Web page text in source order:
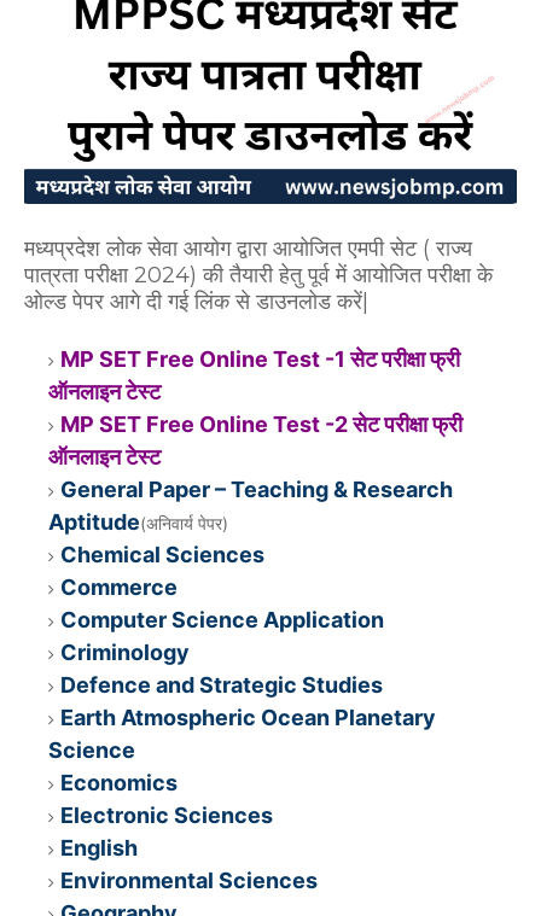
मध्यप्रदेश लोक सेवा आयोग द्वारा आयोजित एमपी सेट ( राज्य
पात्रता परीक्षा 2024) की तैयारी हेतु पूर्व में आयोजित परीक्षा के
ओल्ड पेपर आगे दी गई लिंक से डाउनलोड करें|
MP SET Free Online Test -1 सेट परीक्षा फ्री
ऑनलाइन टेस्ट
MP SET Free Online Test -2 सेट परीक्षा फ्री
ऑनलाइन टेस्ट
General Paper – Teaching & Research
Aptitude(अनिवार्य पेपर)
Chemical Sciences
Commerce
Computer Science Application
Criminology
Defence and Strategic Studies
Earth Atmospheric Ocean Planetary
Science
Economics
Electronic Sciences
English
Environmental Sciences